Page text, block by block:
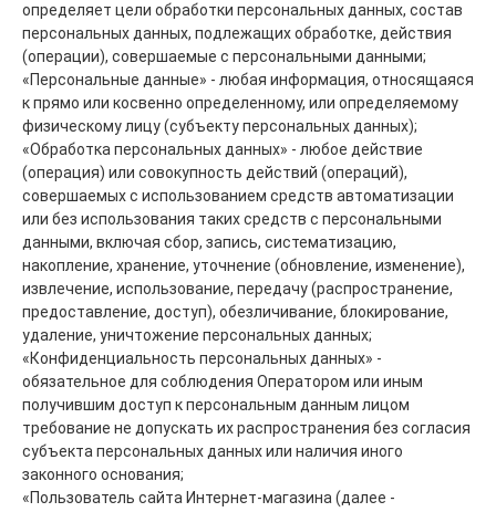
определяет цели обработки персональных данных, состав
персональных данных, подлежащих обработке, действия
(операции), совершаемые с персональными данными;
«Персональные данные» - любая информация, относящаяся
к прямо или косвенно определенному, или определяемому
физическому лицу (субъекту персональных данных);
«Обработка персональных данных» - любое действие
(операция) или совокупность действий (операций),
совершаемых с использованием средств автоматизации
или без использования таких средств с персональными
данными, включая сбор, запись, систематизацию,
накопление, хранение, уточнение (обновление, изменение),
извлечение, использование, передачу (распространение,
предоставление, доступ), обезличивание, блокирование,
удаление, уничтожение персональных данных;
«Конфиденциальность персональных данных» -
обязательное для соблюдения Оператором или иным
получившим доступ к персональным данным лицом
требование не допускать их распространения без согласия
субъекта персональных данных или наличия иного
законного основания;
«Пользователь сайта Интернет-магазина (далее -